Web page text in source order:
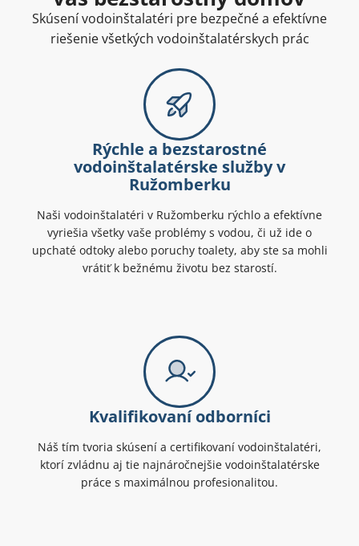
Skúsení vodoinštalatéri pre bezpečné a efektívne
riešenie všetkých vodoinštalatérskych prác
Rýchle a bezstarostné
vodoinštalatérske služby v
Ružomberku
Naši vodoinštalatéri v Ružomberku rýchlo a efektívne
vyriešia všetky vaše problémy s vodou, či už ide o
upchaté odtoky alebo poruchy toalety, aby ste sa mohli
vrátiť k bežnému životu bez starostí.
Kvalifikovaní odborníci
Náš tím tvoria skúsení a certifikovaní vodoinštalatéri,
ktorí zvládnu aj tie najnáročnejšie vodoinštalatérske
práce s maximálnou profesionalitou.